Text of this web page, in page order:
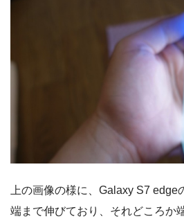
上の画像の様に、Galaxy S7
端まで伸びており、それどころか